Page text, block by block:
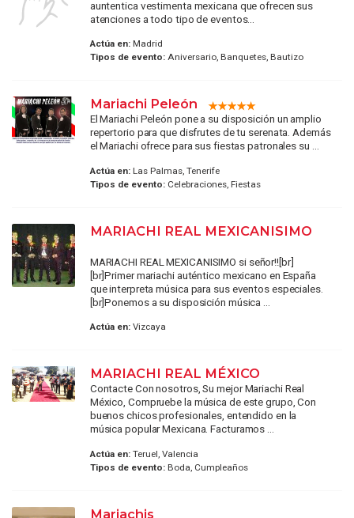
auntentica vestimenta mexicana que ofrecen sus
atenciones a todo tipo de eventos...
Actúa en:Madrid
Tipos de evento:Aniversario, Banquetes, Bautizo
Mariachi Peleón
El Mariachi Peleón pone a su disposición un amplio
repertorio para que disfrutes de tu serenata. Además
el Mariachi ofrece para sus fiestas patronales su ...
Actúa en:Las Palmas, Tenerife
Tipos de evento:Celebraciones, Fiestas
MARIACHI REAL MEXICANISIMO
MARIACHI REAL MEXICANISIMO si señor!![br]
[br]Primer mariachi auténtico mexicano en España
que interpreta música para sus eventos especiales.
[br]Ponemos a su disposición música ...
Actúa en:Vizcaya
MARIACHI REAL MÉXICO
Contacte Con nosotros, Su mejor Mariachi Real
México, Compruebe la música de este grupo, Con
buenos chicos profesionales, entendido en la
música popular Mexicana. Facturamos ...
Actúa en:Teruel, Valencia
Tipos de evento:Boda, Cumpleaños
Mariachis